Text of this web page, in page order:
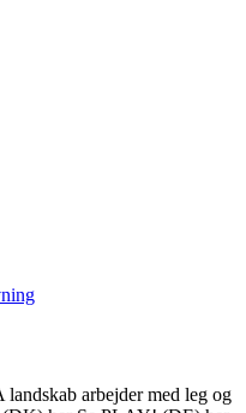
arbejder med leg og